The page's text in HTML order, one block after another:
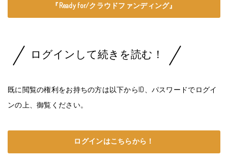
『Ready for/クラウドファンディング』
ログインして続きを読む！
既に閲覧の権利をお持ちの方は以下からID、パスワードでログイ
ンの上、御覧ください。
ログインはこちらから！